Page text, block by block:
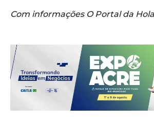
Com informações O Portal da